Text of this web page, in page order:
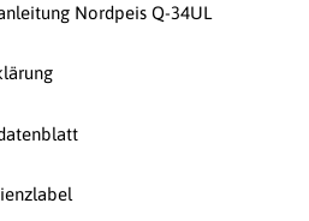
Nordpeis Q-34UL